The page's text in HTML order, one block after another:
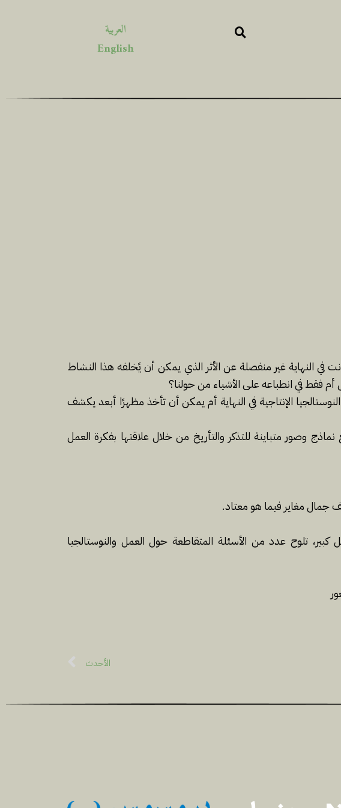
العربية
English
في النهاية غير منفصلة عن الأثر الذي يمكن أن يًخلفه هذا النشاط
فقط في انطباعه على الأشياء من حولنا؟
الإنتاجية في النهاية أم يمكن أن تأخذ مظهرًا أبعد يكشف
وصور متباينة للتذكر والتأريخ من خلال علاقتها بفكرة العمل
جمال مغاير فيما هو معتاد.
تلوح عدد من الأسئلة المتقاطعة حول العمل والنوستالجيا
الأحدث